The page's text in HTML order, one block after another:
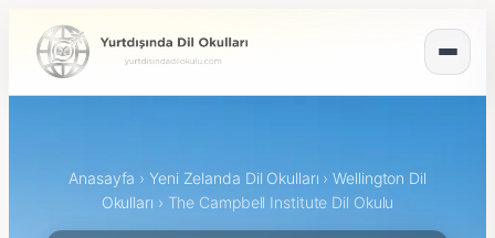
Anasayfa ›Yeni Zelanda Dil Okulları ›Wellington Dil
Okulları › The Campbell Institute Dil Okulu